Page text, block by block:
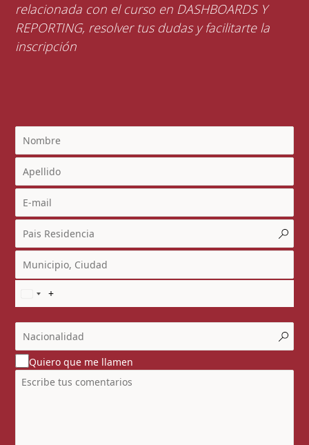
relacionada con el curso en DASHBOARDS Y
REPORTING, resolver tus dudas y facilitarte la
inscripción
Quiero que me llamen